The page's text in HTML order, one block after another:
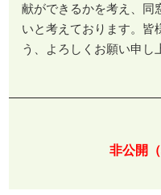
献ができるかを考え、同
いと考えております。皆
う、よろしくお願い申し
非公開